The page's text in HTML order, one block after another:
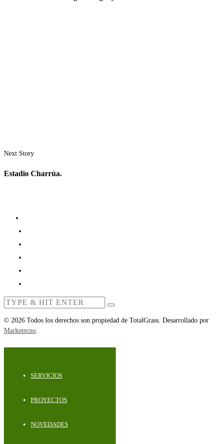
Next Story
Estadio Charrúa.
© 2026 Todos los derechos son propiedad de TotalGrass. Desarrollado por
Marketecno
SERVICIOS
PROYECTOS
NOVEDADES